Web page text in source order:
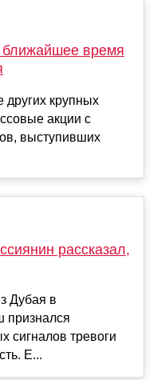
ближайшее время
других крупных
акции с
выступивших
рассказал,
Дубая в
признался
сигналов тревоги
Е...